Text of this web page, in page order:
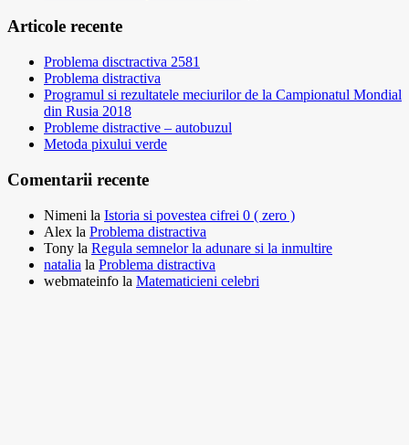
Articole recente
Problema disctractiva 2581
Problema distractiva
Programul si rezultatele meciurilor de la Campionatul Mondial
din Rusia 2018
Probleme distractive – autobuzul
Metoda pixului verde
Comentarii recente
Nimeni la Istoria si povestea cifrei 0 ( zero )
Alex la Problema distractiva
Tony la Regula semnelor la adunare si la inmultire
natalia la Problema distractiva
webmateinfo la Matematicieni celebri